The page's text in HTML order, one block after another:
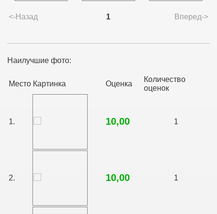
<-Назад 1 Вперед->
Наилучшие фото:
Место Картинка Оценка
Количество
оценок
1. 10,00 1
2. 10,00 1